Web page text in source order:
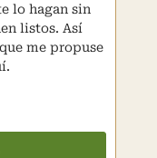
lo hagan sin
listos. Así
me propuse